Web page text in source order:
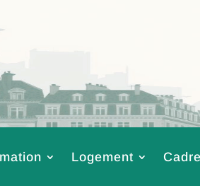
Logement